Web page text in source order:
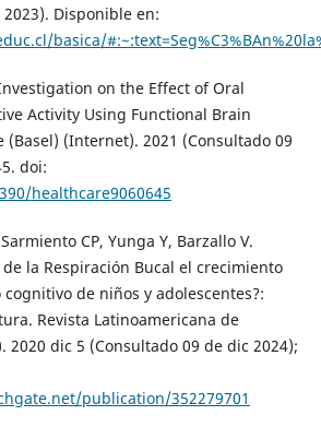
Disponible en:
basica/
on the Effect of Oral
Activity Using Functional Brain
(Internet). 2021 (Consultado 09
doi:
healthcare9060645
CP, Yunga Y, Barzallo V.
la Respiración Bucal el crecimiento
de niños y adolescentes?:
Revista Latinoamericana de
2020 dic 5 (Consultado 09 de dic 2024);
publication/352279701